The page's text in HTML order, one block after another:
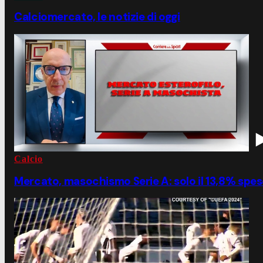
Calciomercato, le notizie di oggi
Calcio
Mercato, masochismo Serie A: solo il 13,8%